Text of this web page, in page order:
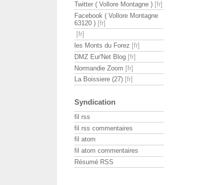
Twitter ( Vollore Montagne )
Facebook ( Vollore Montagne
63120 )
les Monts du Forez
DMZ Eur'Net Blog
Normandie Zoom
La Boissiere (27)
Syndication
fil rss
fil rss commentaires
fil atom
fil atom commentaires
Résumé RSS